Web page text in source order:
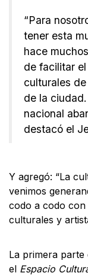
“Para
tener esta
hace
de facilitar
culturales
de la
nacional
destacó el
Y agregó: “La
venimos
codo a codo
culturales y
La primera parte
el Espacio